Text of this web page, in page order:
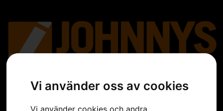
Vi använder oss av cookies
Vi använder cookies och andra